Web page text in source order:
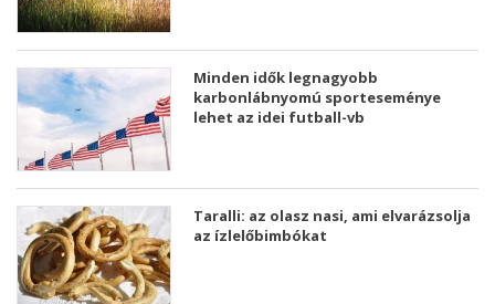
Minden idők legnagyobb
karbonlábnyomú sporteseménye
lehet az idei futball-vb
Taralli: az olasz nasi, ami elvarázsolja
az ízlelőbimbókat